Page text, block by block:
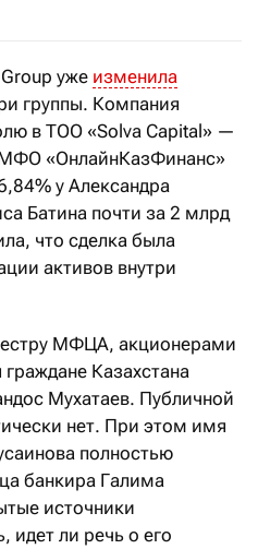
уже изменила
группы. Компания
в ТОО «Solva Capital» —
«ОнлайнКазФинанс»
у Александра
Батина почти за 2 млрд
что сделка была
активов внутри
МФЦА, акционерами
Казахстана
Мухатаев. Публичной
нет. При этом имя
полностью
банкира Галима
источники
идет ли речь о его